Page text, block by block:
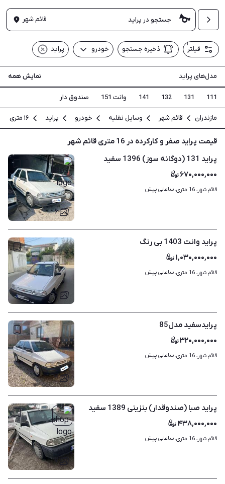
قائم شهر
۱
فیلتر ذخیره جستجو خودرو پراید
مدل‌های پراید نمایش همه
111
131
132
141 وانت 151 صندوق دار
مازندران قائم شهر وسایل نقلیه خودرو پراید ۱۶ متری
قیمت پراید صفر و کارکرده در 16 متری قائم شهر
۶
پراید 131 (دوگانه سوز) 1396 سفید
۶۷۰,۰۰۰,۰۰۰
قائم شهر، 16 متری، ساعاتی پیش
۵
پراید وانت 1403 بی رنگ
۱,۰۳۰,۰۰۰,۰۰۰
قائم شهر، 16 متری، ساعاتی پیش
۴
پرایدسفید مدل85
۳۲۰,۰۰۰,۰۰۰
قائم شهر، 16 متری، ساعاتی پیش
پراید صبا (صندوقدار) بنزینی 1389 سفید
۴۳۸,۰۰۰,۰۰۰
قائم شهر، 16 متری، ساعاتی پیش